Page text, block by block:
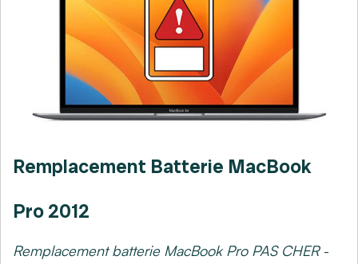
Remplacement Batterie MacBook
Pro 2012
Remplacement batterie MacBook Pro PAS CHER -